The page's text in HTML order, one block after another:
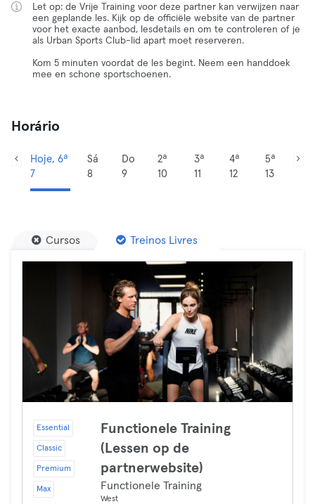
Let op: de Vrije Training voor deze partner kan verwijzen naar
een geplande les. Kijk op de officiële website van de partner
voor het exacte aanbod, lesdetails en om te controleren of je
als Urban Sports Club-lid apart moet reserveren.
Kom 5 minuten voordat de les begint. Neem een handdoek
mee en schone sportschoenen.
Horário
Hoje, 6ª
7
Sá
8
Do
9
2ª
10
3ª
11
4ª
12
5ª
13
Cursos Treinos Livres
Essential
Classic
Premium
Max
Functionele Training
(Lessen op de
partnerwebsite)
Functionele Training
West